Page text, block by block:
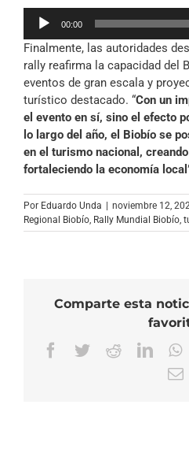
Reproductor
audio
00:00
Finalmente, las autoridades
rally reafirma la capacidad del
eventos de gran escala y
turístico destacado. “Con un
el evento en sí, sino el efecto
lo largo del año, el Biobío se
en el turismo nacional,
fortaleciendo la economía local
Por Eduardo Unda noviembre 12,
Regional Biobío, Rally Mundial Biobío,
Comparte esta
Facebook
TwitterReddit